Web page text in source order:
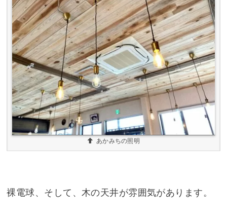
あかみちの照明
裸電球、そして、木の天井が雰囲気があります。